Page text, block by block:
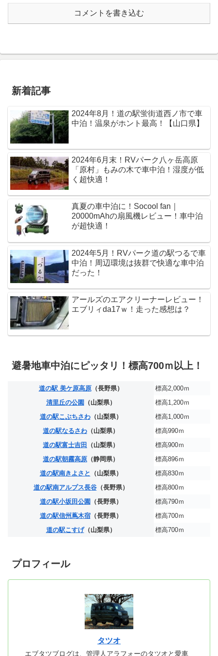
コメントを書き込む
新着記事
2024年8月！道の駅蛍街道西ノ市で車
中泊！温泉がホント最高！【山口県】
2024年6月末！RVパーク八ヶ岳高原
「原村」もみの木で車中泊！湿度が低
く超快適！
真夏の車中泊に！Socool fan｜
20000mAhの扇風機レビュー！車中泊
が超快適！
2024年5月！RVパーク道の駅つるで車
中泊！周辺環境は抜群で快適な車中泊
だった！
アールズのエアクリーナーレビュー！
エブリィda17ｗ！走った感想は？
避暑地車中泊にピッタリ！標高700ｍ以上！
道の駅 美ケ原高原（長野県）
標高2,000ｍ
清里丘の公園 （山梨県）
標高1,200ｍ
道の駅こぶちさわ（山梨県）
標高1,000ｍ
道の駅なるさわ （山梨県）
標高990ｍ
道の駅富士吉田
（山梨県）
標高900ｍ
道の駅朝霧高原 （静岡県）
標高896ｍ
道の駅南きよさと （山梨県）
標高830ｍ
道の駅南アルプス長谷（長野県）
標高800ｍ
道の駅小坂田公園 （長野県）
標高790ｍ
道の駅信州蔦木宿（長野県）
標高700ｍ
道の駅こすげ（山梨県） 標高700ｍ
プロフィール
タツオ
エブタツブログは、管理人アラフォーのタツオと愛車